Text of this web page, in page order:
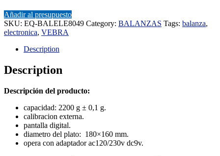
Añadir al presupuesto
SKU: EQ-BALELE8049 Category: BALANZAS Tags: balanza,
electronica, VEBRA
Description
Description
Descripción del producto:
capacidad: 2200 g ± 0,1 g.
calibracion externa.
pantalla digital.
diametro del plato: 180×160 mm.
opera con adaptador ac120/230v dc9v.